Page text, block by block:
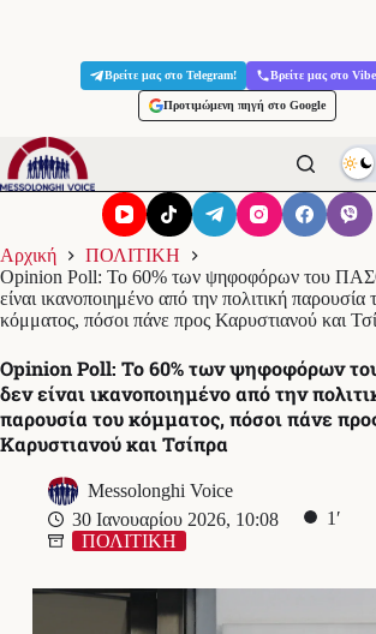
Βρείτε μας στο Telegram! Βρείτε μας στο
Προτιμώμενη πηγή στο Google
Αρχική
ΠΟΛΙΤΙΚΗ
Opinion Poll: To 60% των ψηφοφόρων του
είναι ικανοποιημένο από την πολιτική παρουσία
κόμματος, πόσοι πάνε προς Καρυστιανού και
Opinion Poll: To 60% των ψηφοφόρων
δεν είναι ικανοποιημένο από την
παρουσία του κόμματος, πόσοι πάνε
Καρυστιανού και Τσίπρα
Messolonghi Voice
30 Ιανουαρίου 2026, 10:08
1′
ΠΟΛΙΤΙΚΗ